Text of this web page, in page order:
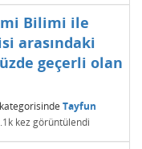
Bilimi ile
arasındaki
geçerli olan
kategorisinde Tayfun
kez görüntülendi